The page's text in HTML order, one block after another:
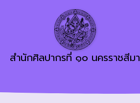
สำนักศิลปากรที่ ๑๐ นครราชสีมา